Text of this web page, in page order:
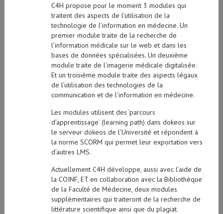
C4H propose pour le moment 3 modules qui
traitent des aspects de l’utilisation de la
technologie de l’information en médecine. Un
premier module traite de la recherche de
l’information médicale sur le web et dans les
bases de données spécialisées. Un deuxième
module traite de l’imagerie médicale digitalisée.
Et un troisième module traite des aspects légaux
de l’utilisation des technologies de la
communication et de l’information en médecine.
Les modules utilisent des ‘parcours
d’apprentissage’ (learning path) dans dokeos sur
le serveur dokeos de l’Université et répondent à
la norme SCORM qui permet leur exportation vers
d’autres LMS.
Actuellement C4H développe, aussi avec l’aide de
la COINF, ET en collaboration avec la Bibliothèque
de la Faculté de Médecine, deux modules
supplémentaires qui traiteront de la recherche de
littérature scientifique ainsi que du plagiat.